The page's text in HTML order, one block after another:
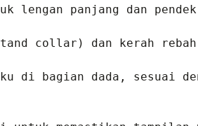
lengan panjang dan
collar) dan kerah rebah
di bagian dada, sesuai